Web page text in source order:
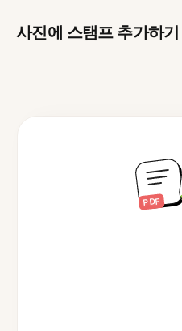
사진에 스탬프 추가하기